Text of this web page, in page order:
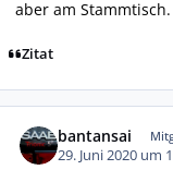
aber am Stammtisch.
Zitat
bantansai
29. Juni 2020 um